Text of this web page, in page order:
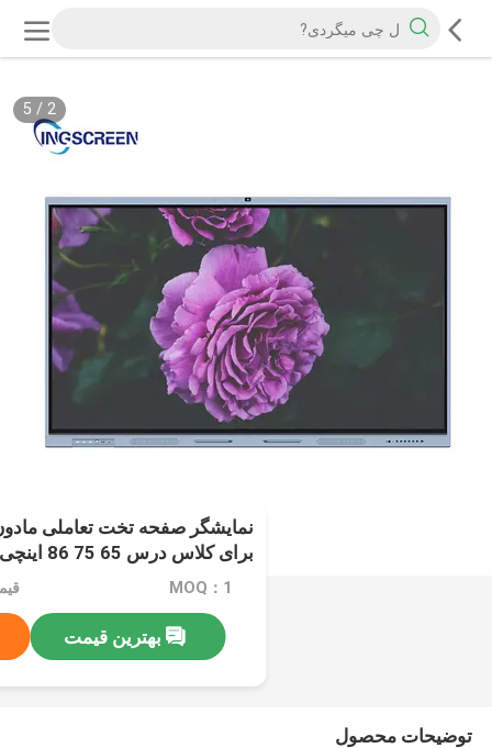
2
/
5
نمایشگر صفحه تخت تعاملی
برای کلاس درس 65 75 86 اینچی
MOQ：1
بهترین قیمت
توضیحات محصول